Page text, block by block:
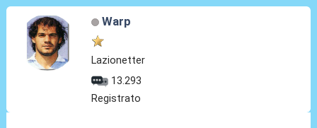
Warp
Lazionetter
13.293
Registrato